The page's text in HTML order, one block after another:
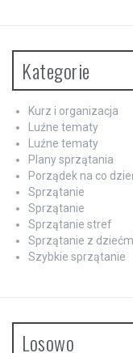
Kategorie
Kurz i organizacja
Luźne tematy
Luźne tematy
Plany sprzątania
Porządek na co
Sprzątanie
Sprzątanie
Sprzątanie stref
Sprzątanie z
Szybkie sprzątanie
Losowo